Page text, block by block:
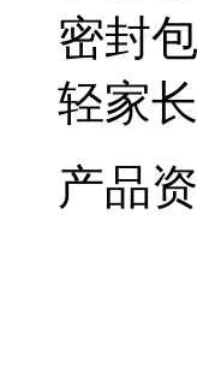
密封
轻家
产品